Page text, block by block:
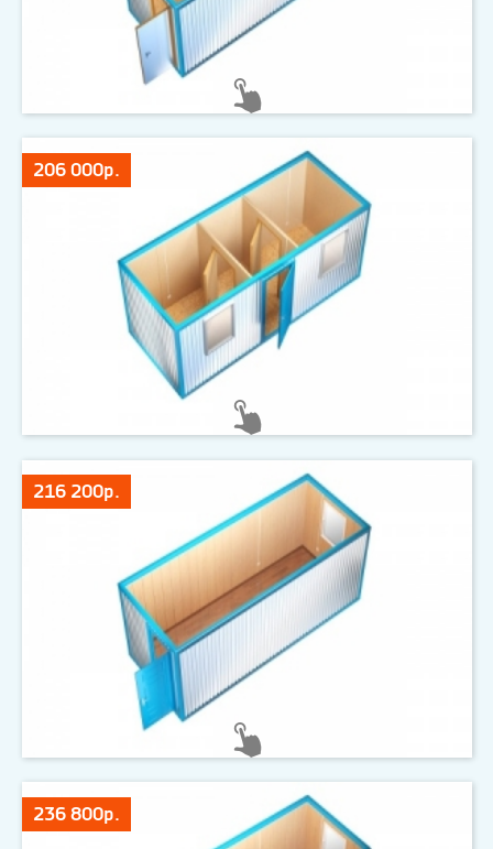
206 000р.
216 200р.
236 800р.